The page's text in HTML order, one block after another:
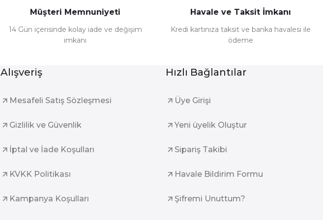
Müşteri Memnuniyeti
14 Gün içerisinde kolay iade ve değişim
imkanı
Havale ve Taksit İmkanı
Kredi kartınıza taksit ve banka havalesi ile
ödeme
Alışveriş
Mesafeli Satış Sözleşmesi
Gizlilik ve Güvenlik
İptal ve İade Koşulları
KVKK Politikası
Kampanya Koşulları
Hızlı Bağlantılar
Üye Girişi
Yeni üyelik Oluştur
Sipariş Takibi
Havale Bildirim Formu
Şifremi Unuttum?